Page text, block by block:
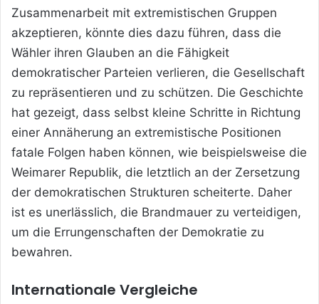
Zusammenarbeit mit extremistischen Gruppen
akzeptieren, könnte dies dazu führen, dass die
Wähler ihren Glauben an die Fähigkeit
demokratischer Parteien verlieren, die Gesellschaft
zu repräsentieren und zu schützen. Die Geschichte
hat gezeigt, dass selbst kleine Schritte in Richtung
einer Annäherung an extremistische Positionen
fatale Folgen haben können, wie beispielsweise die
Weimarer Republik, die letztlich an der Zersetzung
der demokratischen Strukturen scheiterte. Daher
ist es unerlässlich, die Brandmauer zu verteidigen,
um die Errungenschaften der Demokratie zu
bewahren.
Internationale Vergleiche